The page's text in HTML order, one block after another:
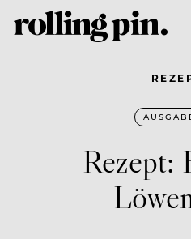
Rezept: